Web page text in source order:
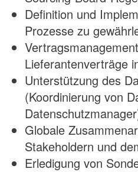
Definition und
Prozesse zu
Lieferantenverträge
Unterstützung des
(Koordinierung von
Globale
Stakeholdern und
Erledigung von